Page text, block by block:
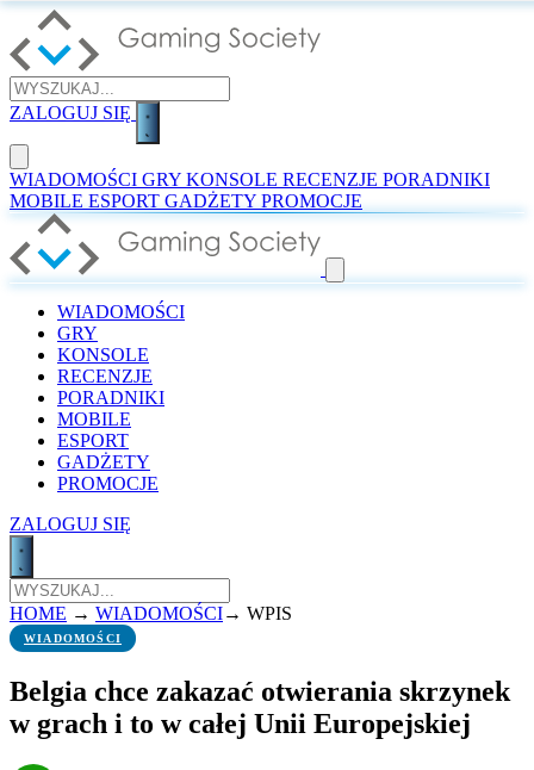
ZALOGUJ SIĘ
WIADOMOŚCI GRY KONSOLE RECENZJE PORADNIKI
MOBILE ESPORT GADŻETY PROMOCJE
WIADOMOŚCI
GRY
KONSOLE
RECENZJE
PORADNIKI
MOBILE
ESPORT
GADŻETY
PROMOCJE
ZALOGUJ SIĘ
HOME → WIADOMOŚCI→ WPIS
WIADOMOŚCI
Belgia chce zakazać otwierania skrzynek
w grach i to w całej Unii Europejskiej